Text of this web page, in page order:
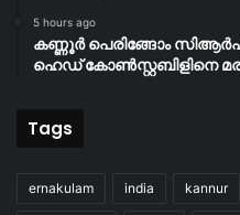
5 hours ago
കണ്ണൂർ പെരിങ്ങോം
ഹെഡ് കോൺസ്റ്റബിളിനെ
Tags
ernakulam india kannur